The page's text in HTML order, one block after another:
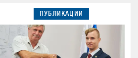
ПУБЛИКАЦИИ